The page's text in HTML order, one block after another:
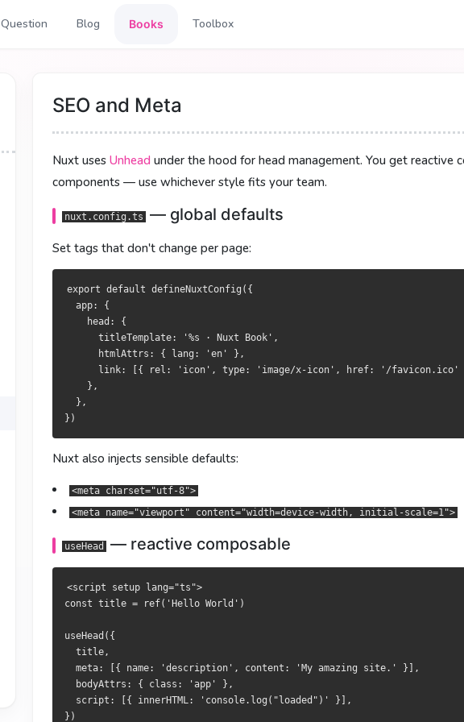
Question Blog Books Toolbox
nuxt.config.ts —— 全局默认值
放一些不会随页面变化的标签：
export default defineNuxtConfig({
      titleTemplate: '%s · Nuxt 小册',
      htmlAttrs: { lang: 'zh-CN' },
      link: [{ rel: 'icon', type: 'image/x-icon', href: '/favicon.ico' }],
Nuxt 还会自动注入：
useHead —— 响应式 composable
<script setup lang="ts">
  bodyAttrs: { class: 'app' },
  script: [{ innerHTML: 'console.log("loaded")' }],
nuxt.config.ts —— 全域預設
擺放不隨頁面變化的標籤：
export default defineNuxtConfig({
      titleTemplate: '%s · Nuxt 小冊',
      htmlAttrs: { lang: 'zh-Hant' },
      link: [{ rel: 'icon', type: 'image/x-icon', href: '/favicon.ico' }],
Nuxt 亦會自動注入：
useHead —— 響應式 composable
<script setup lang="ts">
  bodyAttrs: { class: 'app' },
  script: [{ innerHTML: 'console.log("loaded")' }],
SEO and Meta
Nuxt uses Unhead under the hood for head management. You get reactive
components — use whichever style fits your team.
nuxt.config.ts — global defaults
Set tags that don't change per page:
export default defineNuxtConfig({
  app: {
    head: {
      titleTemplate: '%s · Nuxt Book',
      htmlAttrs: { lang: 'en' },
link: [{ rel: 'icon', type: 'image/x-icon', href: '/favicon.ico'
    },
  },
Nuxt also injects sensible defaults:
<meta charset="utf-8">
<meta name="viewport" content="width=device-width, initial-scale=1">
useHead — reactive composable
<script setup lang="ts">
const title = ref('Hello World')
useHead({
  title,
  meta: [{ name: 'description', content: 'My amazing site.' }],
  bodyAttrs: { class: 'app' },
  script: [{ innerHTML: 'console.log("loaded")' }],
})